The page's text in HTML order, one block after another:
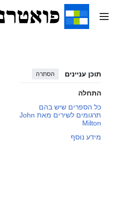
תפריט ראשי
תוכן עניינים הסתרה
התחלה
כל הספרים שיש בהם
תרגומים לשירים מאת John
Milton
מידע נוסף